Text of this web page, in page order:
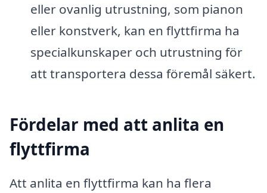
eller ovanlig utrustning, som pianon
eller konstverk, kan en flyttfirma ha
specialkunskaper och utrustning för
att transportera dessa föremål säkert.
Fördelar med att anlita en
flyttfirma
Att anlita en flyttfirma kan ha flera